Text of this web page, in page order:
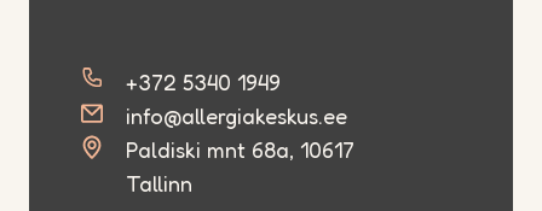
+372 5340 1949
info@allergiakeskus.ee
Paldiski mnt 68a, 10617
Tallinn